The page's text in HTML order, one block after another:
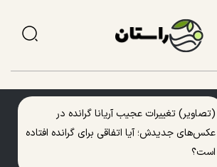
(تصاویر) تغییرات عجیب آریانا گرانده در
عکس‌های جدیدش؛ آیا اتفاقی برای گرانده افتاده
است؟